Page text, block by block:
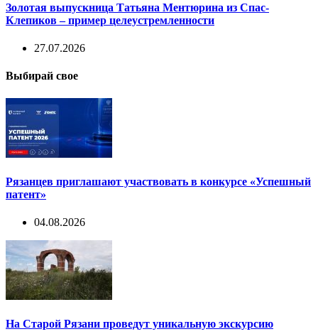
Золотая выпускница Татьяна Ментюрина из Спас-
Клепиков – пример целеустремленности
27.07.2026
Выбирай свое
Рязанцев приглашают участвовать в конкурсе «Успешный
патент»
04.08.2026
На Старой Рязани проведут уникальную экскурсию